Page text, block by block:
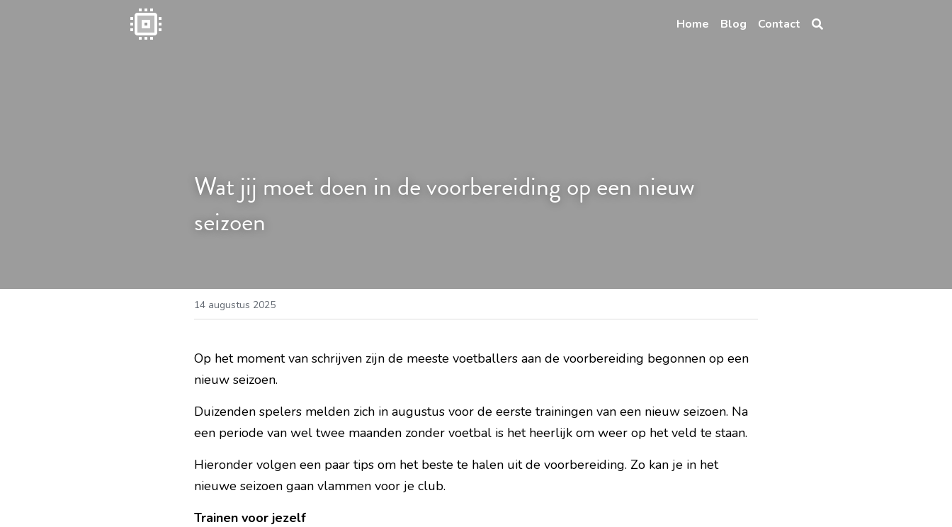
Home Blog Contact
Wat jij moet doen in de voorbereiding op een nieuw
seizoen
14 augustus 2025
Op het moment van schrijven zijn de meeste voetballers aan de voorbereiding begonnen op een
nieuw seizoen.
Duizenden spelers melden zich in augustus voor de eerste trainingen van een nieuw seizoen. Na
een periode van wel twee maanden zonder voetbal is het heerlijk om weer op het veld te staan.
Hieronder volgen een paar tips om het beste te halen uit de voorbereiding. Zo kan je in het
nieuwe seizoen gaan vlammen voor je club.
Trainen voor jezelf